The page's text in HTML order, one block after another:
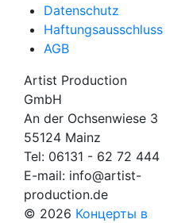
Datenschutz
Haftungsausschluss
AGB
Artist Production
GmbH
An der Ochsenwiese 3
55124 Mainz
Tel: 06131 - 62 72 444
E-mail: info@artist-
production.de
© 2026 Концерты в